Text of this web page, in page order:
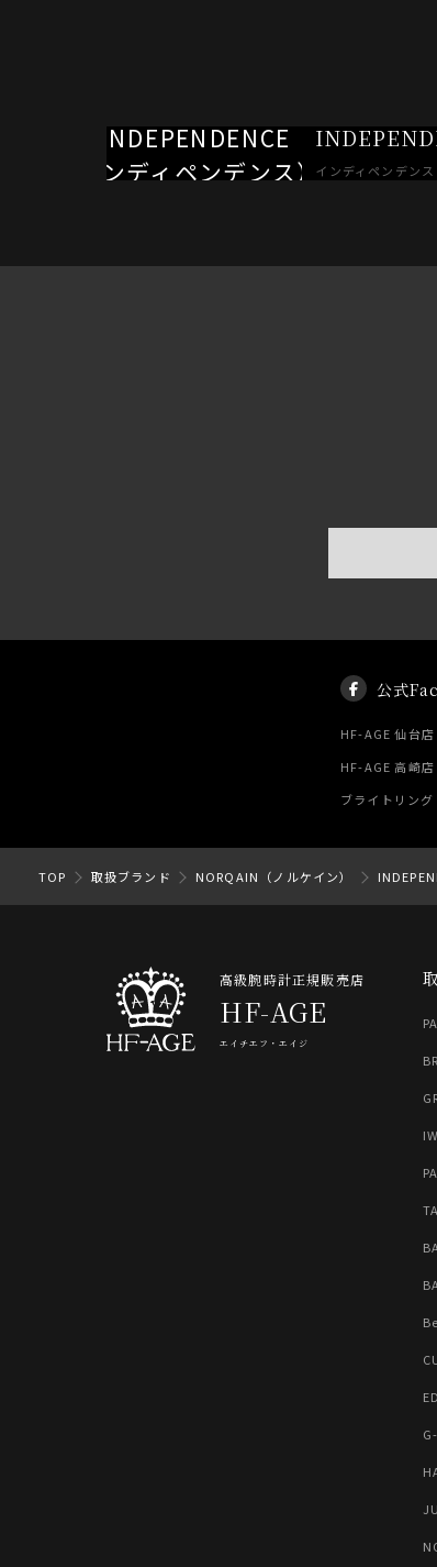
インディペンデンス
公式
HF-AGE 仙台
HF-AGE 高崎
ブライトリン
TOP 取扱ブランド NORQAIN（ノルケイン）
高級腕時計正規販売店
HF-AGE
エイチエフ・エイジ